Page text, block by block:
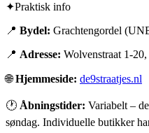
✦Praktisk info
📍 Bydel: Grachtengordel
📍 Adresse: Wolvenstraat 1-
🌐Hjemmeside: de9straatjes.nl
🕐 Åbningstider: Variabelt –
søndag. Individuelle butikker